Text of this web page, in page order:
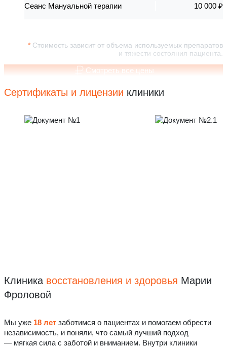
Стоимость зависит от объема используемых препаратов
и тяжести состояния пациента.
Сеанс Мануальной терапии 10 000 ₽
Смотреть все цены
Сертификаты и лицензии клиники
Клиника восстановления и здоровья Марии
Фроловой
Мы уже 18 лет заботимся о пациентах и помогаем обрести
независимость, и поняли, что самый лучший подход
— мягкая сила с заботой и вниманием. Внутри клиники